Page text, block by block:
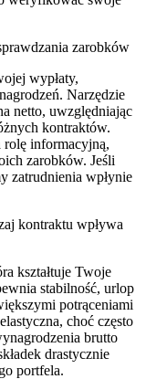
zarobków
wypłaty,
Narzędzie
netto, uwzględniając
kontraktów.
rolę informacyjną,
zarobków. Jeśli
zatrudnienia wpłynie
kontraktu wpływa
kształtuje Twoje
stabilność, urlop
potrąceniami
choć często
brutto
drastycznie
portfela.